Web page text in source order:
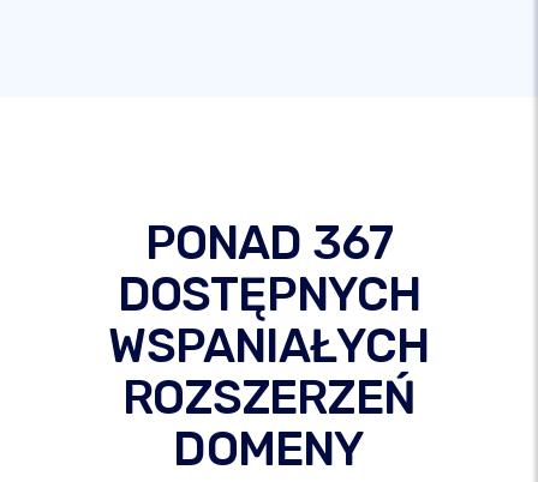
PONAD 367
DOSTĘPNYCH
WSPANIAŁYCH
ROZSZERZEŃ
DOMENY